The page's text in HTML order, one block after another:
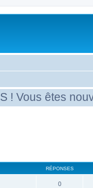
êtes nouveau
RÉPONSES
0